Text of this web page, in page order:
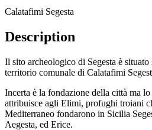
Calatafimi Segesta
Description
Il sito archeologico di Segesta è
territorio comunale di Calatafimi
Incerta è la fondazione della città ma
attribuisce agli Elimi, profughi troiani
Mediterraneo fondarono in Sicilia
Aegesta, ed Erice.